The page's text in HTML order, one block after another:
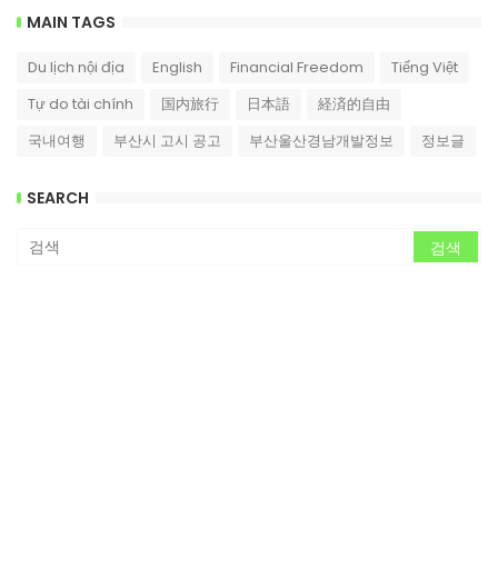
MAIN TAGS
Du lịch nội địa English Financial Freedom
Tiếng Việt
Tự do tài chính
国内旅行 日本語
経済的自由
국내여행
부산시 고시 공고 부산울산경남개발정보 정보글
SEARCH